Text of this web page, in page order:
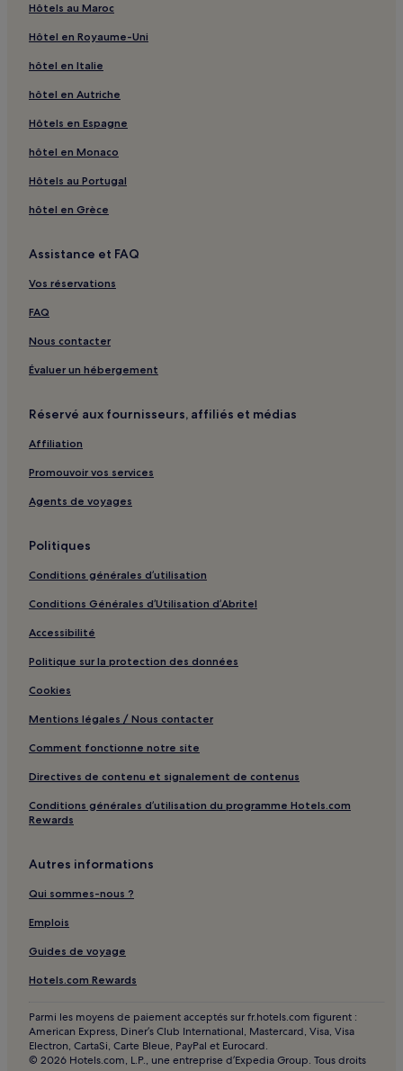
Villeurbanne : hôtels Hôtels avec parking
Bron : hôtels Hôtels avec parking
Bron : hôtels 3 étoiles
Vienne : hôtels Hôtels avec parking
Vienne : hôtels Hôtels familiaux
Salle de concert LDLC Arena : hôtels à proximité
2e arrondissement : hôtels Hôtels avec parking
2e arrondissement : hôtels Hôtels d’affaires
2e arrondissement : hôtels Hôtels avec spa
3e arrondissement : hôtels Hôtels avec parking
3e arrondissement : Appart’hôtels
3e arrondissement : Chambres d’hôtes
3e arrondissement : hôtels Hôtels d’affaires
3e arrondissement : hôtels Hôtels LGBTQIA+ friendly
6e arrondissement : hôtels Hôtels avec parking
6e arrondissement : hôtels Hôtels avec centre de fitness
8e arrondissement : hôtels Hôtels avec parking
Grand Lyon : hôtels Hôtels avec parking
Est Lyonnais : hôtels
Les Balcons du Dauphiné : hôtels
Collines du Nord Dauphiné : hôtels
Lyon Saint-Éxupéry-en-Dauphiné : hôtels
Les Vals du Dauphiné : hôtels
Métropole de Lyon : hôtels Hôtels avec parking
Métropole de Lyon : hôtels Hôtels avec Wi-Fi
Métropole de Lyon : hôtels Hôtels d’affaires
Hôtels au Maroc
Hôtel en Royaume-Uni
hôtel en Italie
hôtel en Autriche
Hôtels en Espagne
hôtel en Monaco
Hôtels au Portugal
hôtel en Grèce
Assistance et FAQ
Vos réservations
FAQ
Nous contacter
Évaluer un hébergement
Réservé aux fournisseurs, affiliés et médias
Affiliation
Promouvoir vos services
Agents de voyages
Politiques
Conditions générales d’utilisation
Conditions Générales d’Utilisation d’Abritel
Accessibilité
Politique sur la protection des données
Cookies
Mentions légales / Nous contacter
Comment fonctionne notre site
Directives de contenu et signalement de contenus
Conditions générales d’utilisation du programme Hotels.com
Rewards
Autres informations
Qui sommes-nous ?
Emplois
Guides de voyage
Hotels.com Rewards
Parmi les moyens de paiement acceptés sur fr.hotels.com figurent :
American Express, Diner’s Club International, Mastercard, Visa, Visa
Electron, CartaSi, Carte Bleue, PayPal et Eurocard.
© 2026 Hotels.com, L.P., une entreprise d’Expedia Group. Tous droits